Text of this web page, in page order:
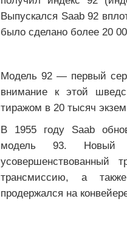
Выпускался Saab 92
было сделано более 20
Модель 92 — первый
внимание к этой
тиражом в 20 тысяч
В 1955 году Saab
модель 93. Новый
усовершенствованный
трансмиссию, а
продержался на